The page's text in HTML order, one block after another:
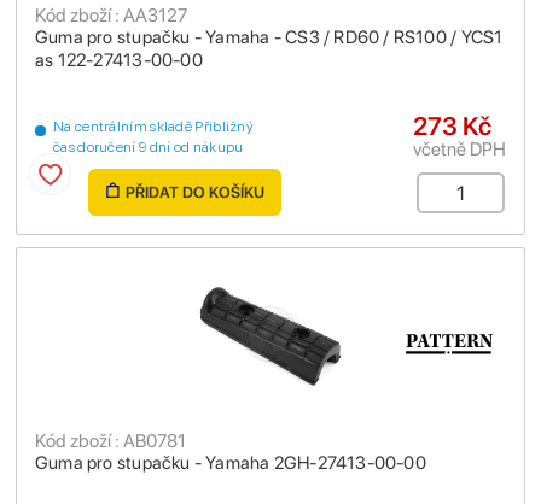
Guma pro stupačku - Yamaha - CS3 / RD60 / RS100 / YCS1
as 122-27413-00-00
Kód zboží : AA3127
Na centrálním skladě Přibližný
čas doručení 9 dní od nákupu
273 Kč
včetně DPH
PŘIDAT DO KOŠÍKU
Guma pro stupačku - Yamaha 2GH-27413-00-00
Kód zboží : AB0781